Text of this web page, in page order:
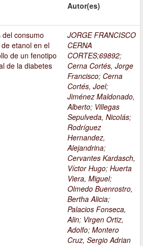
Autor(es)
del consumo
etanol en el
de un fenotipo
de la diabetes
JORGE FRANCISCO
CERNA
CORTES;69892;
Cerna Cortés, Jorge
Francisco; Cerna
Cortés, Joel;
Jiménez Maldonado,
Alberto; Villegas
Sepulveda, Nicolás;
Rodríguez
Hernandez,
Alejandrina;
Cervantes Kardasch,
Víctor Hugo; Huerta
Viera, Miguel;
Olmedo Buenrostro,
Bertha Alicia;
Palacios Fonseca,
Alin; Virgen Ortiz,
Adolfo; Montero
Cruz, Sergio Adrian